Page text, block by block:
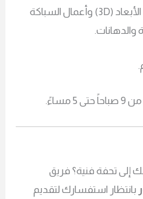
التصميمات ثلاثية الأبعاد (3D) وأعمال السباكة
والدهانات.
من 9 صباحاً حتى 5 مساءً.
إلى تحفة فنية؟ فريق
بانتظار استفسارك لتقديم